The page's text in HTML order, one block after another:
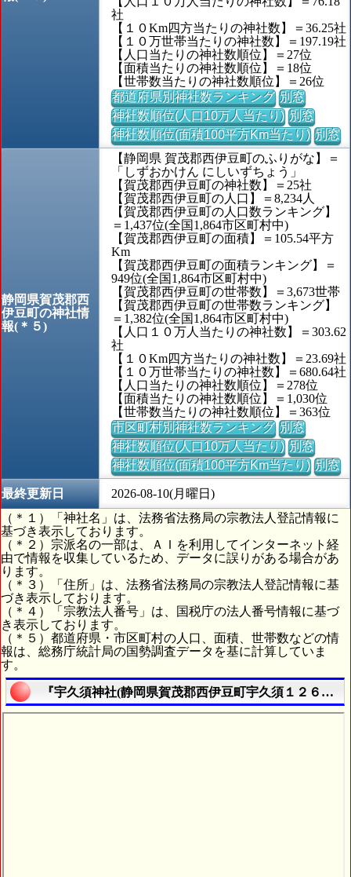
社
【１０Km四方当たりの神社数】＝36.25社
【１０万世帯当たりの神社数】＝197.19社
【人口当たりの神社数順位】＝27位
【面積当たりの神社数順位】＝18位
【世帯数当たりの神社数順位】＝26位
都道府県別神社数ランキング 別窓
神社数順位(人口10万人当たり) 別窓
神社数順位(面積100平方Km当たり) 別窓
静岡県賀茂郡西
伊豆町の神社情
報(＊５)
【静岡県 賀茂郡西伊豆町のふりがな】＝
「しずおかけん にしいずちょう」
【賀茂郡西伊豆町の神社数】＝25社
【賀茂郡西伊豆町の人口】＝8,234人
【賀茂郡西伊豆町の人口数ランキング】
＝1,437位(全国1,864市区町村中)
【賀茂郡西伊豆町の面積】＝105.54平方
Km
【賀茂郡西伊豆町の面積ランキング】＝
949位(全国1,864市区町村中)
【賀茂郡西伊豆町の世帯数】＝3,673世帯
【賀茂郡西伊豆町の世帯数ランキング】
＝1,382位(全国1,864市区町村中)
【人口１０万人当たりの神社数】＝303.62
社
【１０Km四方当たりの神社数】＝23.69社
【１０万世帯当たりの神社数】＝680.64社
【人口当たりの神社数順位】＝278位
【面積当たりの神社数順位】＝1,030位
【世帯数当たりの神社数順位】＝363位
市区町村別神社数ランキング 別窓
神社数順位(人口10万人当たり) 別窓
神社数順位(面積100平方Km当たり) 別窓
最終更新日
2026-08-10(月曜日)
（＊１）「神社名」は、法務省法務局の宗教法人登記情報に
基づき表示しております。
（＊２）宗派名の一部は、ＡＩを利用してインターネット経
由で情報を収集しているため、データに誤りがある場合があ
ります。
（＊３）「住所」は、法務省法務局の宗教法人登記情報に基
づき表示しております。
（＊４）「宗教法人番号」は、国税庁の法人番号情報に基づ
き表示しております。
（＊５）都道府県・市区町村の人口、面積、世帯数などの情
報は、総務庁統計局の国勢調査データを基に計算していま
す。
『宇久須神社(静岡県賀茂郡西伊豆町宇久須１２６９